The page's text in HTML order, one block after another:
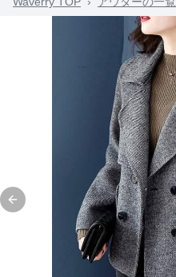
Previous slide